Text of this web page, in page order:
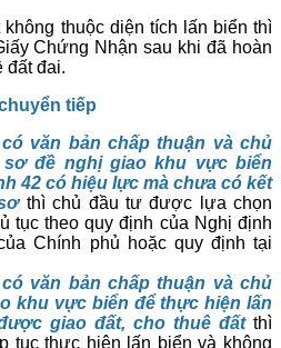
thuộc diện tích lấn biển thì
Chứng Nhận sau khi đã hoàn
đất đai.
tiếp
văn bản chấp thuận và chủ
đề nghị giao khu vực biển
42 có hiệu lực mà chưa có kết
thì chủ đầu tư được lựa chọn
tục theo quy định của Nghị định
Chính phủ hoặc quy định tại
văn bản chấp thuận và chủ
khu vực biển để thực hiện lấn
giao đất, cho thuê đất thì
tục thực hiện lấn biển và không